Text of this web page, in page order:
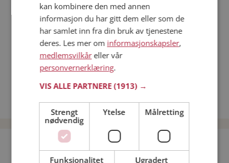
Dating på mobilen
Dating på Møteplassen
Nettdatingtips
Match Making på Møteplassen
Single synes
Date kvinner i Norge
Date menn i Norge
Bli medlem gratis!
kan kombinere den med annen
informasjon du har gitt dem eller som de
har samlet inn fra din bruk av tjenestene
deres. Les mer om informasjonskapsler,
medlemsvilkåreller vår
personvernerklæring.
VIS ALLE PARTNERE(1913) →
Strengt
nødvendig
Ytelse Målretting
Funksjonalitet Ugradert